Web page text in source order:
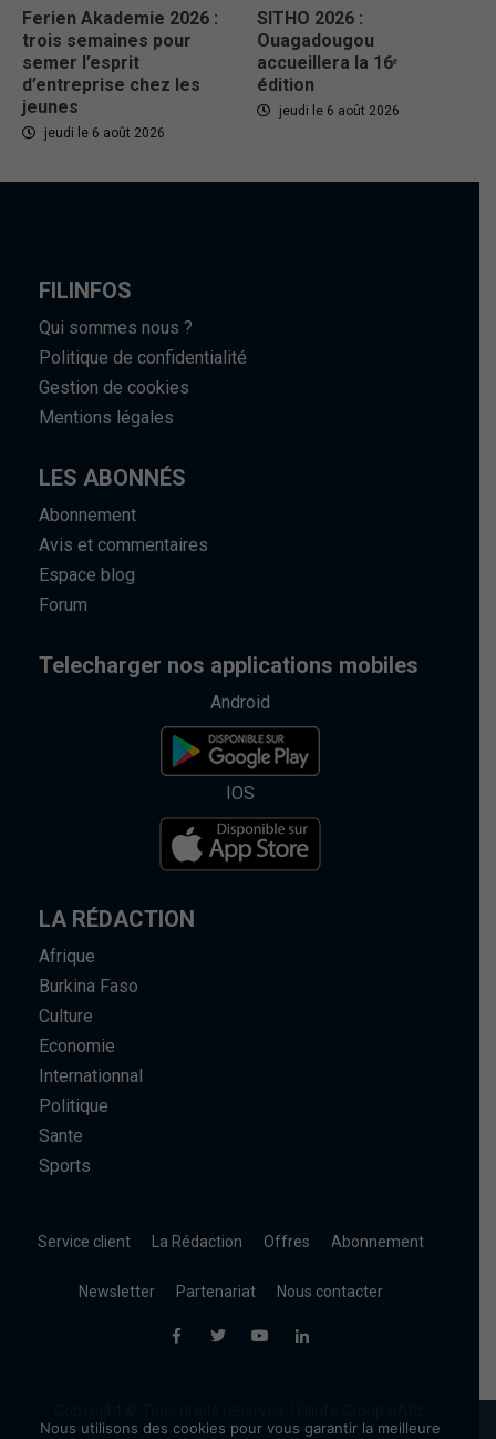
Ferien Akademie 2026 :
trois semaines pour
semer l’esprit
d’entreprise chez les
jeunes
jeudi le 6 août 2026
SITHO 2026 :
Ouagadougou
accueillera la 16ᵉ
édition
jeudi le 6 août 2026
FILINFOS
Qui sommes nous ?
Politique de confidentialité
Gestion de cookies
Mentions légales
LES ABONNÉS
Abonnement
Avis et commentaires
Espace blog
Forum
Telecharger nos applications mobiles
Android
IOS
LA RÉDACTION
Afrique
Burkina Faso
Culture
Economie
Internationnal
Politique
Sante
Sports
Service client La Rédaction Offres Abonnement
Newsletter Partenariat Nous contacter
Nous utilisons des cookies pour vous garantir la meilleure